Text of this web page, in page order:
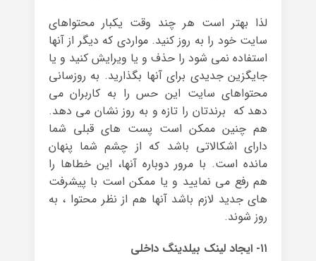
لذا بهتر است هر چند وقت یکبار محتواهای
سایت خود را به روز کنید. مواردی که دیگر از آنها
استفاده نمی شود را حذف و یا ویرایش کنید و یا
جایگزین جدیدی برای آنها بگذارید. به ‌روزسانی
محتواهای سایت این حس را به کاربران می
دهد که برندتان را تازه و به روز نشان می دهد.
هم چنین ممکن است پست های قبلی شما
دارای اشکالاتی باشد که از چشم شما پنهان
مانده است. با مرور دوباره آنها، این خطاها را
هم رفع می نمایید و یا ممکن است با پیشرفت
های جدید لازم باشد آنها هم از نظر محتوا ، به
روز شوند.
۱۱- ایجاد لینک بیلدینگ داخلی